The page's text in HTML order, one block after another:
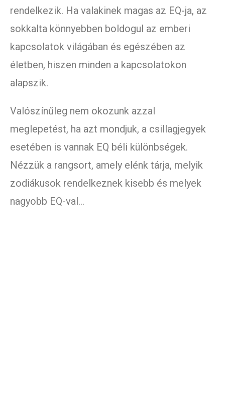
rendelkezik. Ha valakinek magas az EQ-ja, az
sokkalta könnyebben boldogul az emberi
kapcsolatok világában és egészében az
életben, hiszen minden a kapcsolatokon
alapszik.
Valószínűleg nem okozunk azzal
meglepetést, ha azt mondjuk, a csillagjegyek
esetében is vannak EQ béli különbségek.
Nézzük a rangsort, amely elénk tárja, melyik
zodiákusok rendelkeznek kisebb és melyek
nagyobb EQ-val…